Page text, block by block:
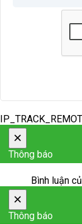
×
Thông báo
Bình luận
×
Thông báo